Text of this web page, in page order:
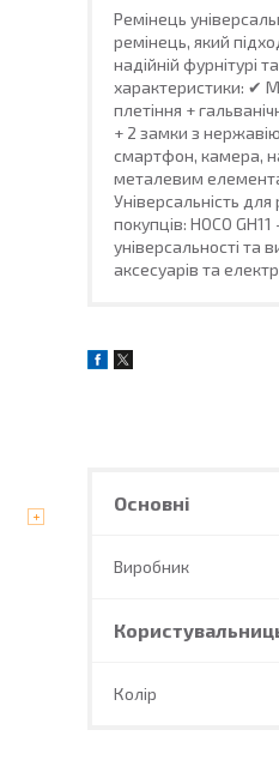
Ремінець
ремінець, який
надійній фурнітурі
характеристики: ✔
плетіння +
+ 2 замки з
смартфон, камера,
металевим
Універсальність
покупців: HOCO
універсальності та
аксесуарів та
Основні
Виробник
Колір